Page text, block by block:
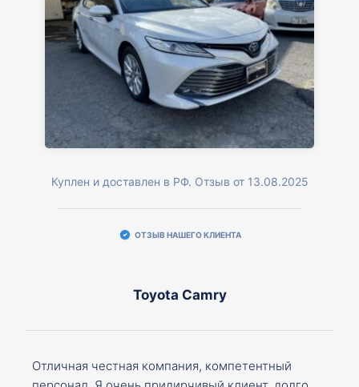
Куплен и доставлен в РФ. Отзыв от 13.08.2025
ОТЗЫВ НАШЕГО КЛИЕНТА
Toyota Camry
Отличная честная компания, компетентный